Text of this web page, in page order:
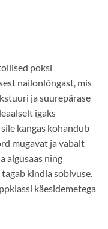
poksi
nailonlõngast, mis
ja suurepärase
igaks
kangas kohandub
mugavat ja vabalt
algusaas ning
kindla sobivuse.
käesidemetega